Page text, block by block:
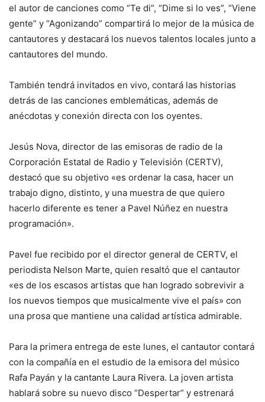
el autor de canciones como “Te di”, “Dime si lo ves”, “Viene
gente” y “Agonizando” compartirá lo mejor de la música de
cantautores y destacará los nuevos talentos locales junto a
cantautores del mundo.
También tendrá invitados en vivo, contará las historias
detrás de las canciones emblemáticas, además de
anécdotas y conexión directa con los oyentes.
Jesús Nova, director de las emisoras de radio de la
Corporación Estatal de Radio y Televisión (CERTV),
destacó que su objetivo «es ordenar la casa, hacer un
trabajo digno, distinto, y una muestra de que quiero
hacerlo diferente es tener a Pavel Núñez en nuestra
programación».
Pavel fue recibido por el director general de CERTV, el
periodista Nelson Marte, quien resaltó que el cantautor
«es de los escasos artistas que han logrado sobrevivir a
los nuevos tiempos que musicalmente vive el país» con
una prosa que mantiene una calidad artística admirable.
Para la primera entrega de este lunes, el cantautor contará
con la compañía en el estudio de la emisora del músico
Rafa Payán y la cantante Laura Rivera. La joven artista
hablará sobre su nuevo disco “Despertar” y estrenará